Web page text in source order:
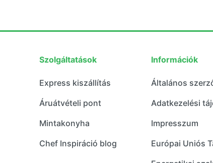
Szolgáltatások
Express kiszállítás
Áruátvételi pont
Mintakonyha
Chef Inspiráció blog
Információk
Általános
Adatkezelési
Impresszum
Európai Uniós